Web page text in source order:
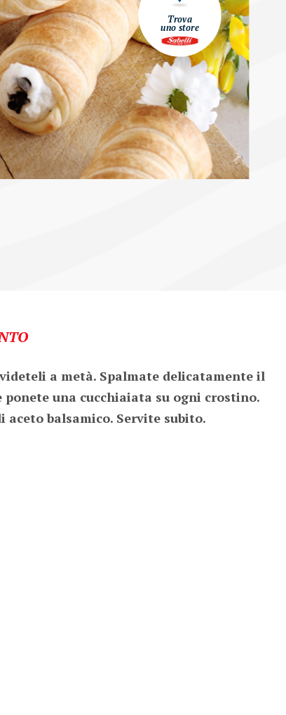
Trova
uno store
a metà. Spalmate delicatamente il
una cucchiaiata su ogni crostino.
aceto balsamico. Servite subito.